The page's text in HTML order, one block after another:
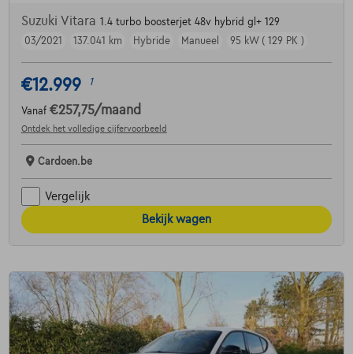
Suzuki Vitara 1.4 turbo boosterjet 48v hybrid gl+ 129
03/2021
137.041 km Hybride Manueel 95 kW ( 129 PK )
€12.999 1
Vanaf €257,75/maand
Ontdek het volledige cijfervoorbeeld
Cardoen.be
Vergelijk
Bekijk wagen